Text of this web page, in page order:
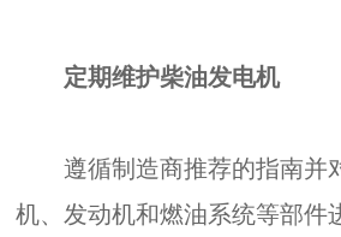
定期维护柴油发电机
遵循制造商推荐的指南并
机、发动机和燃油系统等部件